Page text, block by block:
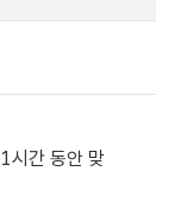
시간 동안 맞